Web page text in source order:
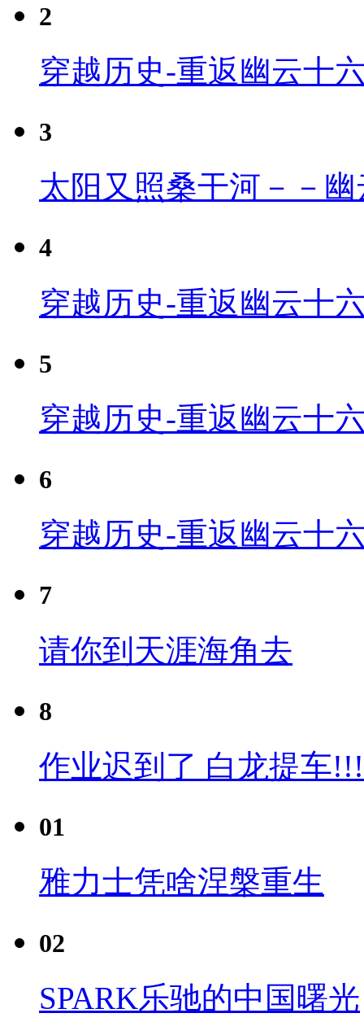
2
穿越历史-重返幽云十
3
太阳又照桑干河－－
4
穿越历史-重返幽云十
5
穿越历史-重返幽云十
6
穿越历史-重返幽云十
7
请你到天涯海角去
8
作业迟到了 白龙提车
01
雅力士凭啥涅槃重生
02
SPARK乐驰的中国曙光